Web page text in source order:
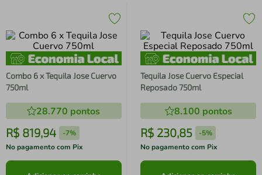
Combo 6 x Tequila Jose Cuervo
750ml
28.770 pontos
R$ 819,94 -7%
No pagamento com Pix
Tequila Jose Cuervo Especial
Reposado 750ml
8.100 pontos
R$ 230,85 -5%
No pagamento com Pix